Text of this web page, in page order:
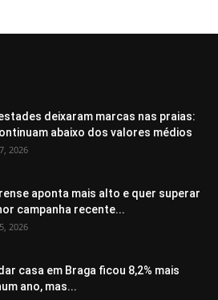
deixaram marcas nas praias:
abaixo dos valores médios
2026
aponta mais alto e quer superar
campanha recente...
2026
casa em Braga ficou 8,2% mais
ano, mas...